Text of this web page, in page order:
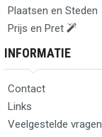
Plaatsen en Steden
Prijs en Pret
INFORMATIE
Contact
Links
Veelgestelde vragen